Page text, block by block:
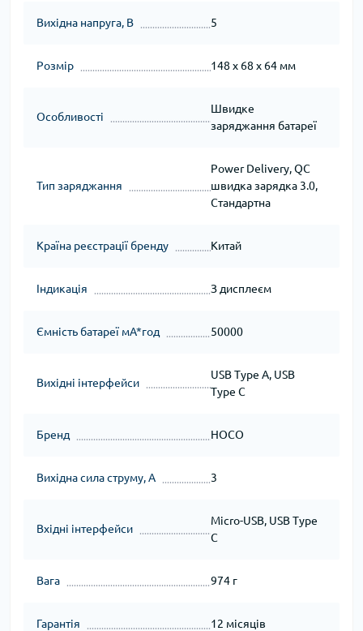
Вихідна напруга, В 5
Розмір 148 x 68 x 64 мм
Особливості
Швидке
заряджання батареї
Тип заряджання
Power Delivery, QC
швидка зарядка 3.0,
Стандартна
Країна реєстрації бренду Китай
Індикація З дисплеєм
Ємність батареї мА*год 50000
Вихідні інтерфейси
USB Type A, USB
Type C
Бренд HOCO
Вихідна сила струму, А 3
Вхідні інтерфейси
Micro-USB, USB Type
C
Вага 974 г
Гарантія 12 місяців